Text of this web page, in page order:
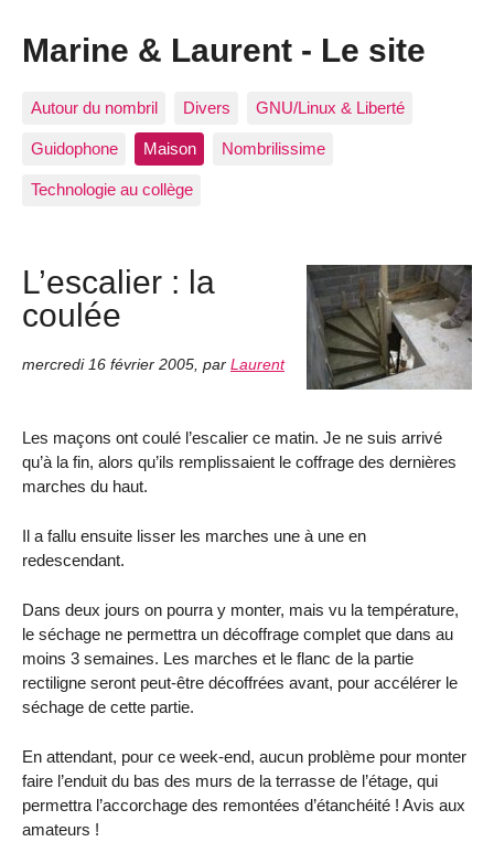
Marine & Laurent - Le site
Autour du nombril Divers GNU/Linux & Liberté
Guidophone Maison Nombrilissime
Technologie au collège
L’escalier : la
coulée
mercredi 16 février 2005 par Laurent
Les maçons ont coulé l’escalier ce matin. Je ne suis arrivé
qu’à la fin, alors qu’ils remplissaient le coffrage des dernières
marches du haut.
Il a fallu ensuite lisser les marches une à une en
redescendant.
Dans deux jours on pourra y monter, mais vu la température,
le séchage ne permettra un décoffrage complet que dans au
moins 3 semaines. Les marches et le flanc de la partie
rectiligne seront peut-être décoffrées avant, pour accélérer le
séchage de cette partie.
En attendant, pour ce week-end, aucun problème pour monter
faire l’enduit du bas des murs de la terrasse de l’étage, qui
permettra l’accorchage des remontées d’étanchéité ! Avis aux
amateurs !